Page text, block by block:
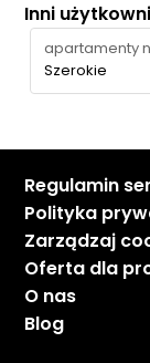
Inni
apartamenty
Szerokie
Regulamin
Polityka
Zarządzaj
Oferta dla
O nas
Blog